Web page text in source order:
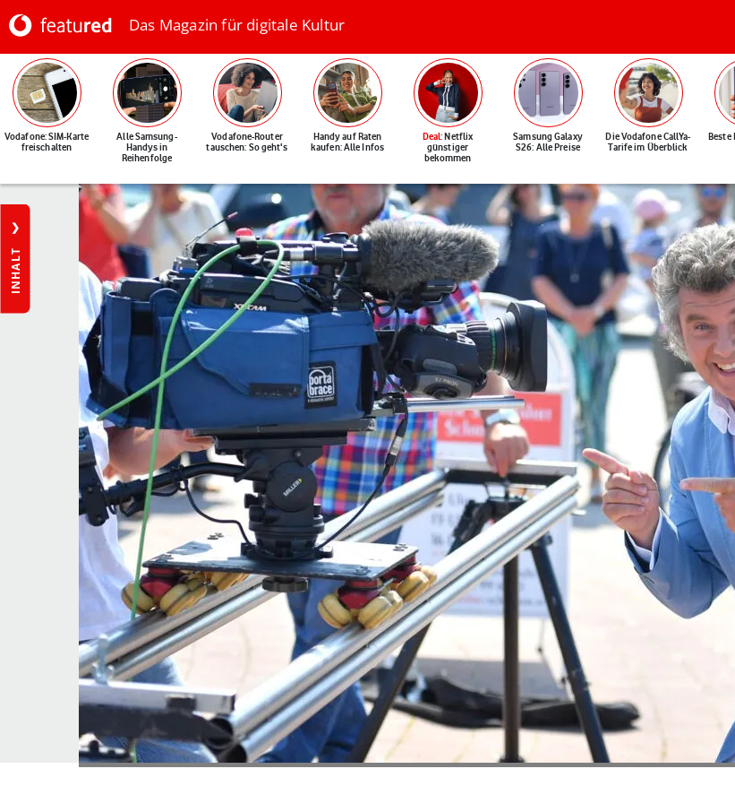
Das Magazin für digitale Kultur
Vodafone: SIM-Karte
freischalten
Alle Samsung-
Handys in
Reihenfolge
Vodafone-Router
tauschen: So geht's
Handy auf Raten
kaufen: Alle Infos
Deal: Netflix
günstiger
bekommen
Samsung Galaxy
S26: Alle Preise
Die Vodafone CallYa-
Tarife im Überblick
Beste
INHALT